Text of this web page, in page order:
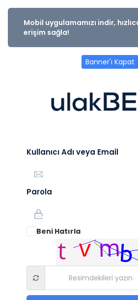
Mobil uygulamamızı indir,
erişim sağla!
Banner'ı Kapat
Kullanıcı Adı veya Email
Parola
Beni Hatırla